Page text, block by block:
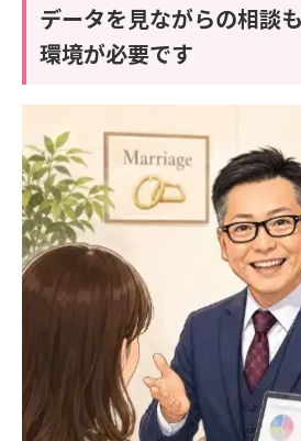
データを見ながらの相談
環境が必要です